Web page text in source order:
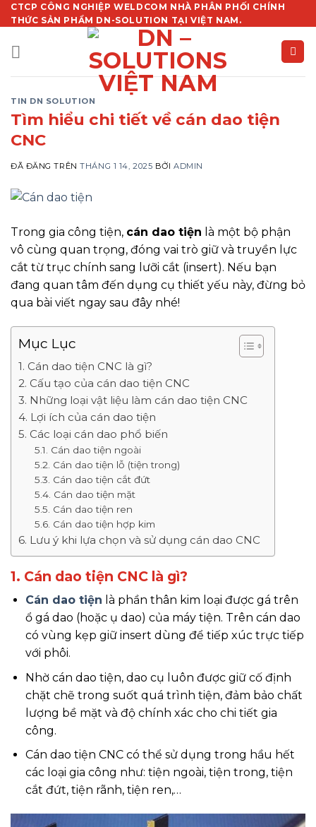
Chuyển
đến
nội
dung
CTCP CÔNG NGHIỆP WELDCOM NHÀ PHÂN PHỐI CHÍNH
THỨC SẢN PHẨM DN-SOLUTION TẠI VIỆT NAM.
TIN DN SOLUTION
Tìm hiểu chi tiết về cán dao tiện
CNC
ĐÃ ĐĂNG TRÊNTHÁNG 1 14, 2025 BỞIADMIN
Trong gia công tiện, cán dao tiện là một bộ phận
vô cùng quan trọng, đóng vai trò giữ và truyền lực
cắt từ trục chính sang lưỡi cắt (insert). Nếu bạn
đang quan tâm đến dụng cụ thiết yếu này, đừng bỏ
qua bài viết ngay sau đây nhé!
Mục Lục
1. Cán dao tiện CNC là gì?
2. Cấu tạo của cán dao tiện CNC
3. Những loại vật liệu làm cán dao tiện CNC
4. Lợi ích của cán dao tiện
5. Các loại cán dao phổ biến
5.1. Cán dao tiện ngoài
5.2. Cán dao tiện lỗ (tiện trong)
5.3. Cán dao tiện cắt đứt
5.4. Cán dao tiện mặt
5.5. Cán dao tiện ren
5.6. Cán dao tiện hợp kim
6. Lưu ý khi lựa chọn và sử dụng cán dao CNC
1. Cán dao tiện CNC là gì?
Cán dao tiện là phần thân kim loại được gá trên
ổ gá dao (hoặc ụ dao) của máy tiện. Trên cán dao
có vùng kẹp giữ insert dùng để tiếp xúc trực tiếp
với phôi.
Nhờ cán dao tiện, dao cụ luôn được giữ cố định
chặt chẽ trong suốt quá trình tiện, đảm bảo chất
lượng bề mặt và độ chính xác cho chi tiết gia
công.
Cán dao tiện CNC có thể sử dụng trong hầu hết
các loại gia công như: tiện ngoài, tiện trong, tiện
cắt đứt, tiện rãnh, tiện ren,…